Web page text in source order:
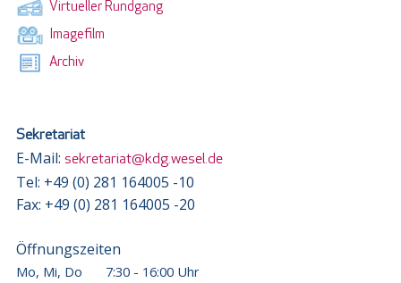
Virtueller Rundgang
Imagefilm
Archiv
Sekretariat
E-Mail: sekretariat@kdg.wesel.de
Tel: +49 (0) 281 164005 -10
Fax: +49 (0) 281 164005 -20
Öffnungszeiten
Mo, Mi, Do
7:30 - 16:00 Uhr